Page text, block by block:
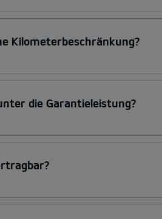
Kilometerbeschränkung?
die Garantieleistung?